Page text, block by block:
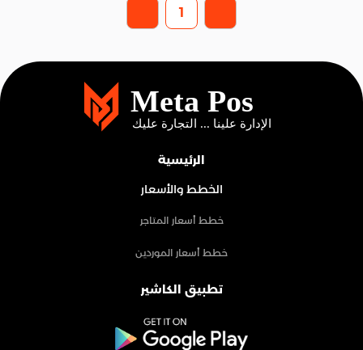
1
الرئيسية
الخطط والأسعار
خطط أسعار المتاجر
خطط أسعار الموردين
تطبيق الكاشير